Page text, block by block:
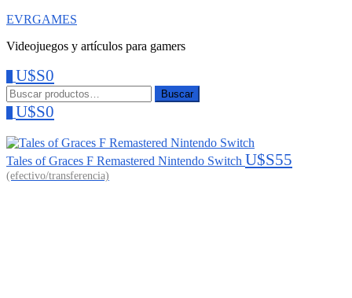
EVRGAMES
Videojuegos y artículos para gamers
U$S0
Menu
Buscar: Buscar
U$S0
Tales of Graces F Remastered Nintendo Switch U$S55